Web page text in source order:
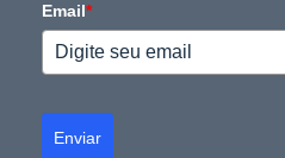
Email*
Enviar